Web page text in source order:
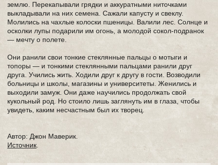
землю. Перекапывали грядки и аккуратными ниточками
выкладывали на них семена. Сажали капусту и свеклу.
Молились на чахлые колоски пшеницы. Валили лес. Солнце и
осколки лупы подарили им огонь, а молодой сокол-подранок
— мечту о полете.
Они ранили свои тонкие стеклянные пальцы о мотыги и
топоры — и тонкими стеклянными пальцами ранили друг
друга. Учились жить. Ходили друг к другу в гости. Возводили
больницы и школы, магазины и университеты. Женились и
выходили замуж. Они даже научились продолжать свой
кукольный род. Но стоило лишь заглянуть им в глаза, чтобы
увидеть, каким несчастным был их творец.
Автор: Джон Маверик.
Источник